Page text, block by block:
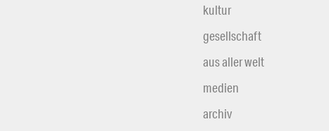
kultur
gesellschaft
aus aller welt
medien
archiv